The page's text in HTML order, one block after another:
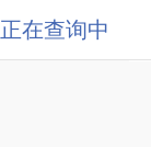
正在查询中